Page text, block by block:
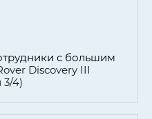
с большим
Discovery III
4)